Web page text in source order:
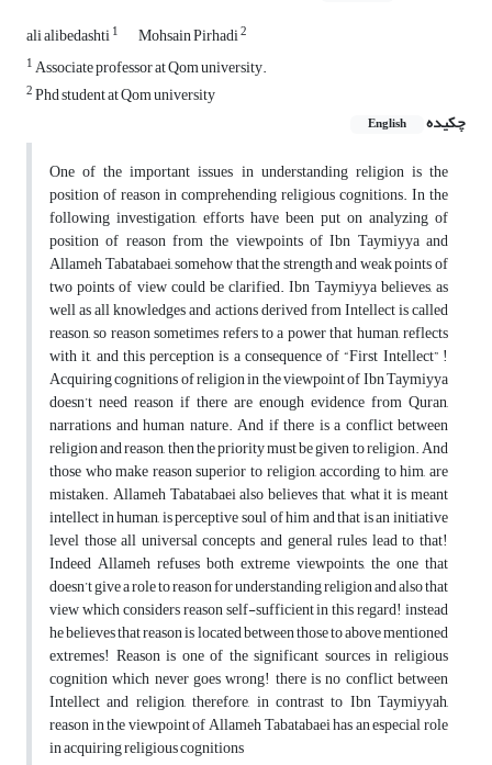
ali alibedashti1 Mohsain Pirhadi2
1Associate professor at Qom university.
2Phd student at Qom university
چکیده
English
One of the important issues in understanding religion is the
position of reason in comprehending religious cognitions. In the
following investigation, efforts have been put on analyzing of
position of reason from the viewpoints of Ibn Taymiyya and
Allameh Tabatabaei, somehow that the strength and weak points of
two points of view could be clarified. Ibn Taymiyya believes, as
well as all knowledges and actions derived from Intellect is called
reason, so reason sometimes refers to a power that human, reflects
with it, and this perception is a consequence of “First Intellect” !
Acquiring cognitions of religion in the viewpoint of Ibn Taymiyya
doesn’t need reason if there are enough evidence from Quran,
narrations and human nature. And if there is a conflict between
religion and reason, then the priority must be given to religion. And
those who make reason superior to religion, according to him, are
mistaken. Allameh Tabatabaei also believes that, what it is meant
intellect in human, is perceptive soul of him and that is an initiative
level those all universal concepts and general rules lead to that!
Indeed Allameh refuses both extreme viewpoints, the one that
doesn’t give a role to reason for understanding religion and also that
view which considers reason self-sufficient in this regard! instead
he believes that reason is located between those to above mentioned
extremes! Reason is one of the significant sources in religious
cognition which never goes wrong! there is no conflict between
Intellect and religion, therefore, in contrast to Ibn Taymiyyah,
reason in the viewpoint of Allameh Tabatabaei has an especial role
in acquiring religious cognitions